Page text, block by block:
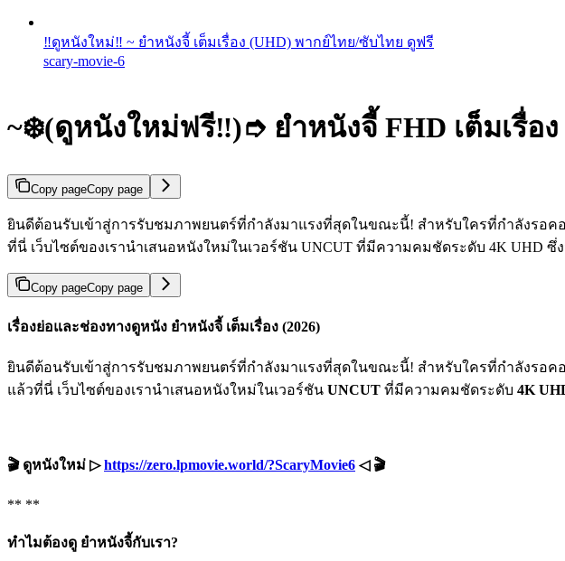
‼️ดูหนังใหม่‼️ ~ ยำหนังจี้ เต็มเรื่อง (UHD) พากย์ไทย/ซับไทย ดูฟรี
scary-movie-6
~❄️(ดูหนังใหม่ฟรี‼️)➮ ยำหนังจี้ FHD เต็มเรื่อ
Copy pageCopy page
ยินดีต้อนรับเข้าสู่การรับชมภาพยนตร์ที่กำลังมาแรงที่สุดในขณะนี้! สำหรับใครที่กำลังรอ
ที่นี่ เว็บไซต์ของเรานำเสนอหนังใหม่ในเวอร์ชัน UNCUT ที่มีความคมชัดระดับ 4K
Copy pageCopy page
เรื่องย่อและช่องทางดูหนัง ยำหนังจี้ เต็มเรื่อง (2026)
ยินดีต้อนรับเข้าสู่การรับชมภาพยนตร์ที่กำลังมาแรงที่สุดในขณะนี้! สำหรับใครที่กำลังรอค
แล้วที่นี่ เว็บไซต์ของเรานำเสนอหนังใหม่ในเวอร์ชัน UNCUT ที่มีความคมชัดระดับ 4K
🎬 ดูหนังใหม่ ▷https://zero.lpmovie.world/?ScaryMovie6 ◁ 🎬
** **
ทำไมต้องดู ยำหนังจี้กับเรา?